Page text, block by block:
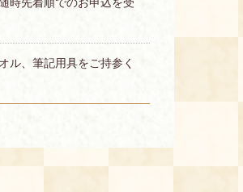
時先着順でのお申込を受
ル、筆記用具をご持参く